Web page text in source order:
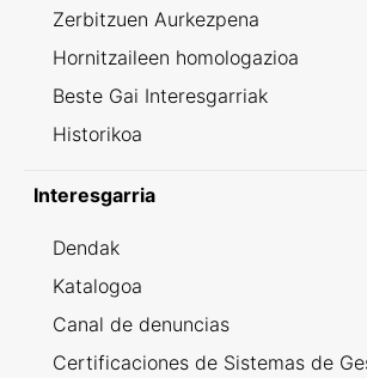
Zerbitzuen Aurkezpena
Hornitzaileen homologazioa
Beste Gai Interesgarriak
Historikoa
Interesgarria
Dendak
Katalogoa
Canal de denuncias
Certificaciones de Sistemas de